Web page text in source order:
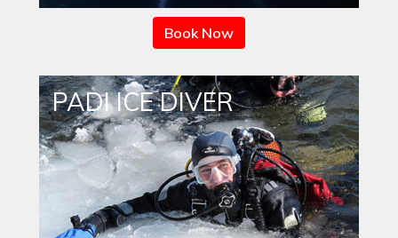
Book Now
PADI ICE DIVER